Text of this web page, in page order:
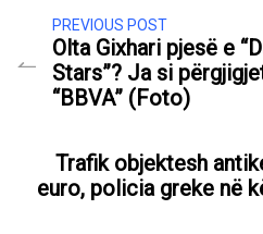
PREVIOUS POST
Olta Gixhari pjesë e
Stars”? Ja si
“BBVA” (Foto)
Trafik objektesh
euro, policia greke në